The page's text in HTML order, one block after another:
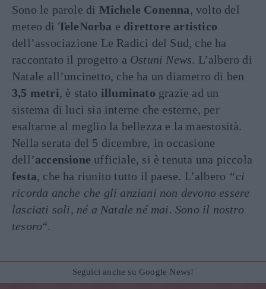
Sono le parole di Michele Conenna, volto del
meteo di TeleNorba e direttore artistico
dell’associazione Le Radici del Sud, che ha
raccontato il progetto a Ostuni News. L’albero di
Natale all’uncinetto, che ha un diametro di ben
3,5 metri, è stato illuminato grazie ad un
sistema di luci sia interne che esterne, per
esaltarne al meglio la bellezza e la maestosità.
Nella serata del 5 dicembre, in occasione
dell’accensione ufficiale, si è tenuta una piccola
festa, che ha riunito tutto il paese. L’albero “ci
ricorda anche che gli anziani non devono essere
lasciati soli, né a Natale né mai. Sono il nostro
tesoro“.
Seguici anche su Google News!